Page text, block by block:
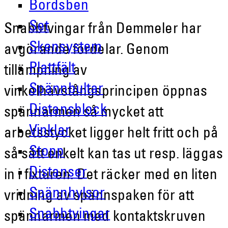
Bordsben
Set
Skensystem
Plattfält
Spännbultar
Distansblock
Vinklar
Stopp
Distanser
Spännhylsor
Snabbtvingar
Snabbtvingar från Demmeler har
avgörande fördelar. Genom
tillämpning av
vinkelhävstångsprincipen öppnas
spännarmen så mycket att
arbetsstycket ligger helt fritt och på
så sätt enkelt kan tas ut resp. läggas
in i fixturen. Det räcker med en liten
vridning av spännspaken för att
spännarmen med kontaktskruven